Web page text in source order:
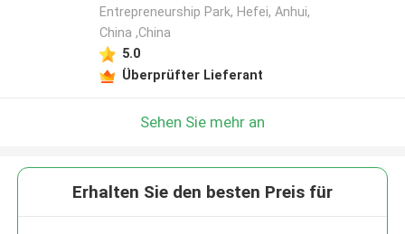
Entrepreneurship Park, Hefei, Anhui,
China ,China
5.0
Überprüfter Lieferant
Sehen Sie mehr an
Erhalten Sie den besten Preis für